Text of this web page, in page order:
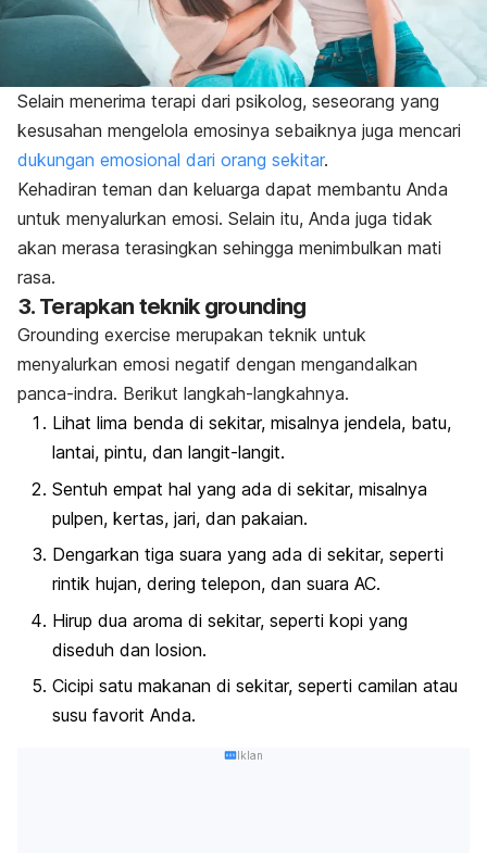
Selain menerima terapi dari psikolog, seseorang yang
kesusahan mengelola emosinya sebaiknya juga mencari
dukungan emosional dari orang sekitar.
Kehadiran teman dan keluarga dapat membantu Anda
untuk menyalurkan emosi. Selain itu, Anda juga tidak
akan merasa terasingkan sehingga menimbulkan mati
rasa.
3. Terapkan teknikgrounding
Grounding exercise merupakan teknik untuk
menyalurkan emosi negatif dengan mengandalkan
panca-indra. Berikut langkah-langkahnya.
Lihat lima benda di sekitar, misalnya jendela, batu,
lantai, pintu, dan langit-langit.
Sentuh empat hal yang ada di sekitar, misalnya
pulpen, kertas, jari, dan pakaian.
Dengarkan tiga suara yang ada di sekitar, seperti
rintik hujan, dering telepon, dan suara AC.
Hirup dua aroma di sekitar, seperti kopi yang
diseduh dan losion.
Cicipi satu makanan di sekitar, seperti camilan atau
susu favorit Anda.
Iklan